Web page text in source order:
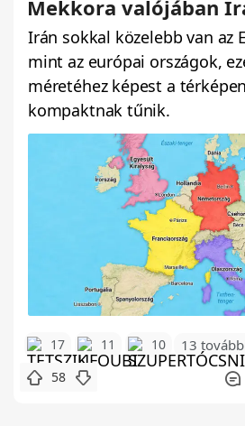
Mekkora valójában
Irán sokkal közelebb van az
mint az európai országok,
méretéhez képest a
kompaktnak tűnik.
17 11 10 13
58